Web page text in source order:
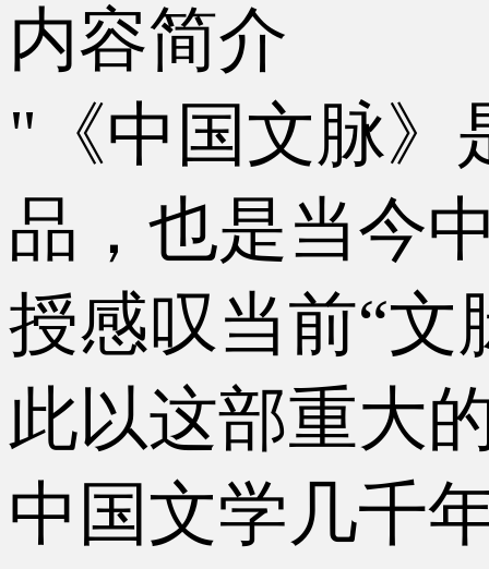
内容简介
"《中国文脉》
品，也是当今
授感叹当前“文
此以这部重大
中国文学几千